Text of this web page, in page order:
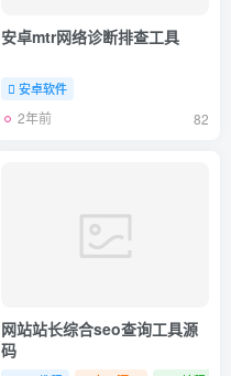
安卓mtr网络诊断排查工具
安卓软件
2年前 82
网站站长综合seo查询工具源
码